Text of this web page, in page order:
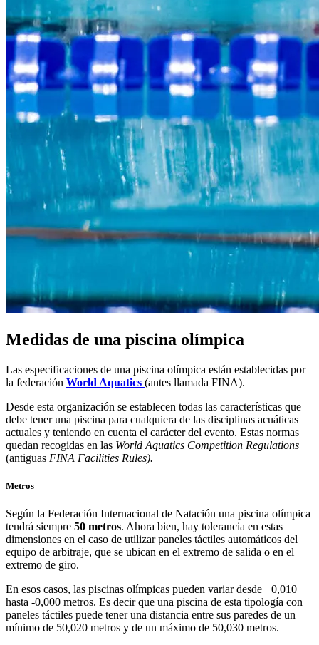
Medidas de una piscina olímpica
Las especificaciones de una piscina olímpica están establecidas por
la federación World Aquatics (antes llamada FINA).
Desde esta organización se establecen todas las características que
debe tener una piscina para cualquiera de las disciplinas acuáticas
actuales y teniendo en cuenta el carácter del evento. Estas normas
quedan recogidas en las World Aquatics Competition Regulations
(antiguas FINA Facilities Rules).
Metros
Según la Federación Internacional de Natación una piscina olímpica
tendrá siempre 50 metros. Ahora bien, hay tolerancia en estas
dimensiones en el caso de utilizar paneles táctiles automáticos del
equipo de arbitraje, que se ubican en el extremo de salida o en el
extremo de giro.
En esos casos, las piscinas olímpicas pueden variar desde +0,010
hasta -0,000 metros. Es decir que una piscina de esta tipología con
paneles táctiles puede tener una distancia entre sus paredes de un
mínimo de 50,020 metros y de un máximo de 50,030 metros.